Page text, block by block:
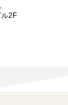
2F